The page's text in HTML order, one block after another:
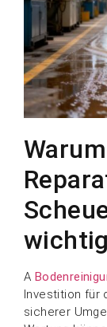
A
Investition für
sicherer